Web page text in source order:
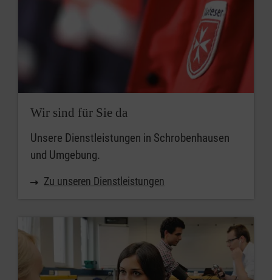
Wir sind für Sie da
Unsere Dienstleistungen in Schrobenhausen
und Umgebung.
Zu unseren Dienstleistungen